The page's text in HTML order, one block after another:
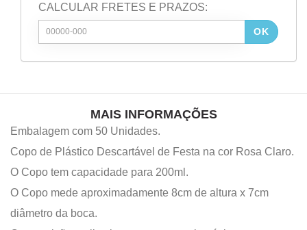
CALCULAR FRETES E PRAZOS:
OK
MAIS INFORMAÇÕES
Embalagem com 50 Unidades.
Copo de Plástico Descartável de Festa na cor Rosa Claro.
O Copo tem capacidade para 200ml.
O Copo mede aproximadamente 8cm de altura x 7cm
diâmetro da boca.